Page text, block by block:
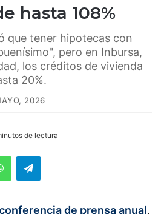
hasta 108%
que tener hipotecas con
pero en Inbursa,
los créditos de vivienda
20%.
2026
de lectura
de prensa anual,